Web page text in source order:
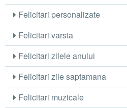
Felicitari personalizate
Felicitari varsta
Felicitari zilele anului
Felicitari zile saptamana
Felicitari muzicale